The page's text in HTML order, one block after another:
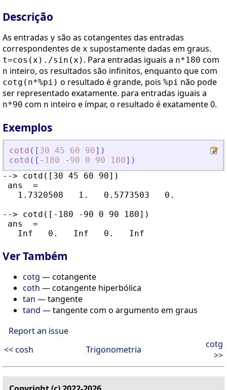
Descrição
As entradas y são as cotangentes das entradas
correspondentes de x supostamente dadas em graus.
t=cos(x)./sin(x) . Para entradas iguais a n*180 com
n inteiro, os resultados são infinitos, enquanto que com
cotg(n*%pi) o resultado é grande, pois %pi não pode
ser representado exatamente. para entradas iguais a
n*90 com n inteiro e ímpar, o resultado é exatamente 0.
Exemplos
cotd ( [ 30 45 60 90] )
cotd ( [ - 180 - 90 0 90 180] )
--> cotd([30 45 60 90])
ans  =
   1.7320508   1.   0.5773503   0.
--> cotd([-180 -90 0 90 180])
ans  =
Ver Também
cotg — cotangente
coth — cotangente hiperbólica
tan — tangente
tand — tangente com o argumento em graus
Report an issue
<< cosh
Trigonometria
cotg
>>